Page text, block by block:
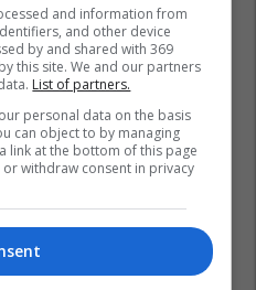
and information from
and other device
by and shared with 369
this site. We and our partners
List of partners.
personal data on the basis
can object to by managing
link at the bottom of this page
withdraw consent in privacy